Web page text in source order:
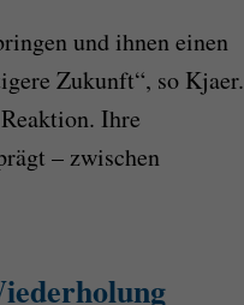
und ihnen einen
Zukunft“, so Kjaer.
Ihre
– zwischen